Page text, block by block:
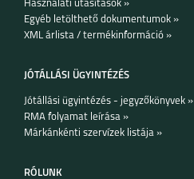
IPHONE 16 PLUS IPHONE 16 PRO
IPHONE 15 PRO MAX
Használati utasítások »
Egyéb letölthető dokumentumok »
XML árlista / termékinformáció »
JÓTÁLLÁSI ÜGYINTÉZÉS
Jótállási ügyintézés - jegyzőkönyvek »
RMA folyamat leírása »
Márkánkénti szervízek listája »
RÓLUNK